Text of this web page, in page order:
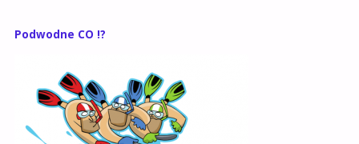
Podwodne CO !?